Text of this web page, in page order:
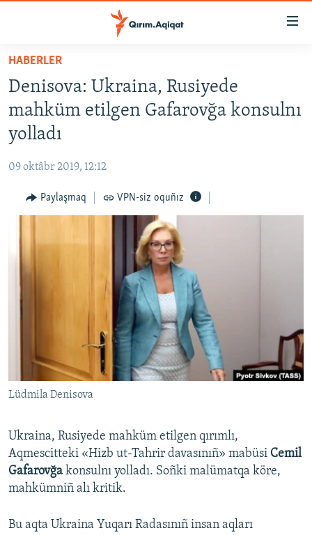
Esas
qaytmaq
Baş
navigatsiyağa
qaytmaq
Qıdıruvğa
SİYASET
İQTİSADİYAT
MEDENİYET
İNSAN AQLARI
SÜRET
BLOGLAR
FİKİR
Українською
QOŞULIÑIZ!
RFE/RS bütün saytları
HABERLER
Denisova: Ukraina, Rusiyede
mahküm etilgen Gafarovğa konsulnı
yolladı
09 oktâbr 2019, 12:12
Paylaşmaq VPN-siz oquñız
Lüdmila Denisova
Ukraina, Rusiyede mahküm etilgen qırımlı,
Aqmescitteki «Hizb ut-Tahrir davasınıñ» mabüsi Cemil
Gafarovğa konsulnı yolladı. Soñki malümatqa köre,
mahkümniñ alı kritik.
Bu aqta Ukraina Yuqarı Radasınıñ insan aqları